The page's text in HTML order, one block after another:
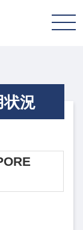
状況